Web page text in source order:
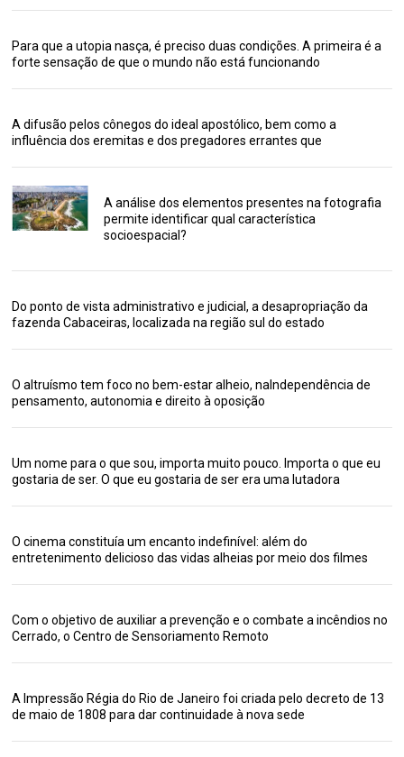
Para que a utopia nasça, é preciso duas condições. A primeira é a
forte sensação de que o mundo não está funcionando
A difusão pelos cônegos do ideal apostólico, bem como a
influência dos eremitas e dos pregadores errantes que
A análise dos elementos presentes na fotografia
permite identificar qual característica
socioespacial?
Do ponto de vista administrativo e judicial, a desapropriação da
fazenda Cabaceiras, localizada na região sul do estado
O altruísmo tem foco no bem-estar alheio, naIndependência de
pensamento, autonomia e direito à oposição
Um nome para o que sou, importa muito pouco. Importa o que eu
gostaria de ser. O que eu gostaria de ser era uma lutadora
O cinema constituía um encanto indefinível: além do
entretenimento delicioso das vidas alheias por meio dos filmes
Com o objetivo de auxiliar a prevenção e o combate a incêndios no
Cerrado, o Centro de Sensoriamento Remoto
A Impressão Régia do Rio de Janeiro foi criada pelo decreto de 13
de maio de 1808 para dar continuidade à nova sede